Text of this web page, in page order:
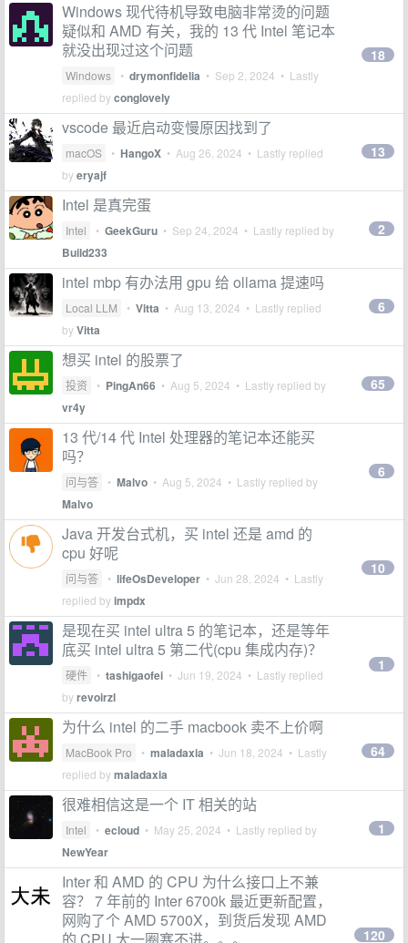
Windows 现代待机导致电脑非常烫的问题
疑似和 AMD 有关，我的 13 代 Intel 笔记本
就没出现过这个问题
Windows • drymonfidelia • Sep 2, 2024 • Lastly
replied byconglovely
18
vscode 最近启动变慢原因找到了
macOS • HangoX • Aug 26, 2024 • Lastly replied
byeryajf
13
Intel 是真完蛋
Intel • GeekGuru • Sep 24, 2024 • Lastly replied by
Build233
2
intel mbp 有办法用 gpu 给 ollama 提速吗
Local LLM • Vitta • Aug 13, 2024 • Lastly replied
byVitta
6
想买 intel 的股票了
投资 • PingAn66 • Aug 5, 2024 • Lastly replied by
vr4y
65
13 代/14 代 Intel 处理器的笔记本还能买
吗？
问与答 • Malvo • Aug 5, 2024 • Lastly replied by
Malvo
6
Java 开发台式机，买 intel 还是 amd 的
cpu 好呢
问与答 • lifeOsDeveloper • Jun 28, 2024 • Lastly
replied byimpdx
10
是现在买 intel ultra 5 的笔记本，还是等年
底买 intel ultra 5 第二代(cpu 集成内存)？
硬件 • tashigaofei • Jun 19, 2024 • Lastly replied
byrevoirzl
1
为什么 intel 的二手 macbook 卖不上价啊
MacBook Pro • maladaxia • Jun 18, 2024 • Lastly
replied bymaladaxia
64
很难相信这是一个 IT 相关的站
Intel • ecloud • May 25, 2024 • Lastly replied by
NewYear
1
Inter 和 AMD 的 CPU 为什么接口上不兼
容？ 7 年前的 Inter 6700k 最近更新配置，
网购了个 AMD 5700X，到货后发现 AMD
120